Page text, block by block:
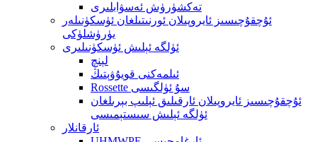
تەكشۈرۈش ئەسۋابلىرى
ئۇچقۇچىسىز ئايروپىلان ئورنىتىلغان ئۈسكۈنىلەر
يۈرۈشلۈكى
ئۈلگە ئېلىش ئۈسكۈنىلىرى
لېنچ
ئىلمەكنى قويۇۋېتىڭ
Rossette سۇ ئۈلگىسى
ئۇچقۇچىسىز ئايروپىلان ئارقىلىق ئېلىپ بېرىلغان
ئۈلگە ئېلىش سىستېمىسى
ئارقانلار